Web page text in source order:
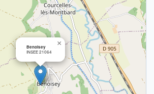
Benoisey
INSEE 21064
×